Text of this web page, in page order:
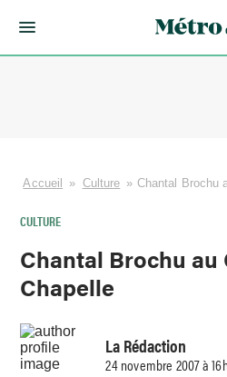
Accueil » Culture » Chantal Brochu
CULTURE
Chantal Brochu au
Chapelle
La Rédaction
24 novembre 2007 à